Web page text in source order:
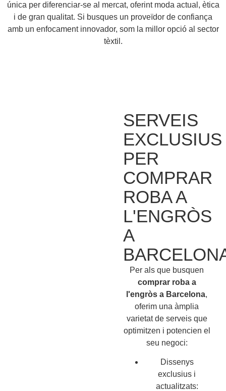
única per diferenciar-se al mercat, oferint moda actual, ètica
i de gran qualitat. Si busques un proveïdor de confiança
amb un enfocament innovador, som la millor opció al sector
tèxtil.
SERVEIS
EXCLUSIUS
PER
COMPRAR
ROBA A
L'ENGRÒS
A
Per als que busquen
comprar roba a
l'engròs a Barcelona,
oferim una àmplia
varietat de serveis que
optimitzen i potencien el
seu negoci:
Dissenys
exclusius i
actualitzats: